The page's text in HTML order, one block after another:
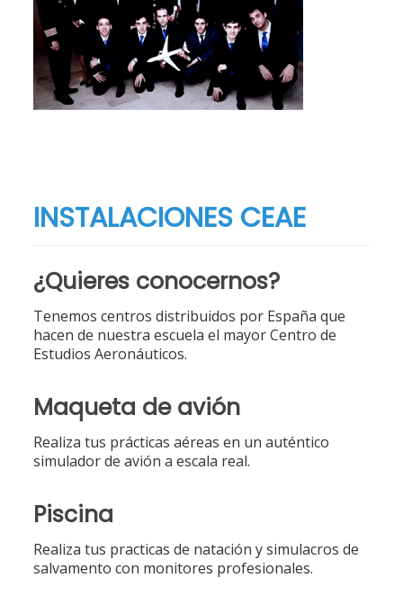
INSTALACIONES CEAE
¿Quieres conocernos?
Tenemos centros distribuidos por España que
hacen de nuestra escuela el mayor Centro de
Estudios Aeronáuticos.
Maqueta de avión
Realiza tus prácticas aéreas en un auténtico
simulador de avión a escala real.
Piscina
Realiza tus practicas de natación y simulacros de
salvamento con monitores profesionales.